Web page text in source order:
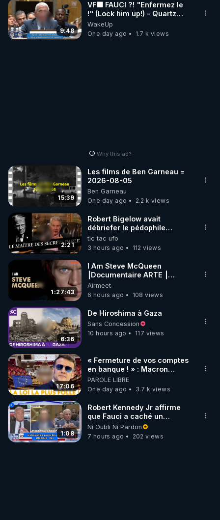
9:48
VF🟩 FAUCI ?! "Enfermez le
!" (Lock him up!) - Quartz
Traduction
WakeUp
One day ago
1.7 k views
Why this ad?
15:39
Les films de Ben Garneau =
2026-08-05
Ben Garneau
One day ago
2.2 k views
2:21
Robert Bigelow avait
débriefer le pédophile
génocidaire de donald j
trump
tic tac ufo
3 hours ago
112 views
1:27:43
I Am Steve McQueen
⎮Documentaire ARTE ⎮
Cinema
Airmeet
6 hours ago
108 views
6:36
De Hiroshima à Gaza
Sans Concession
10 hours ago
117 views
17:06
« Fermeture de vos comptes
en banque ! » : Macron
impose une loi folle !
PAROLE LIBRE
One day ago
3.7 k views
1:08
Robert Kennedy Jr affirme
que Fauci a caché un
infarctus pulmonaire
survenu après sa
vaccination
Ni Oubli Ni Pardon
7 hours ago
202 views